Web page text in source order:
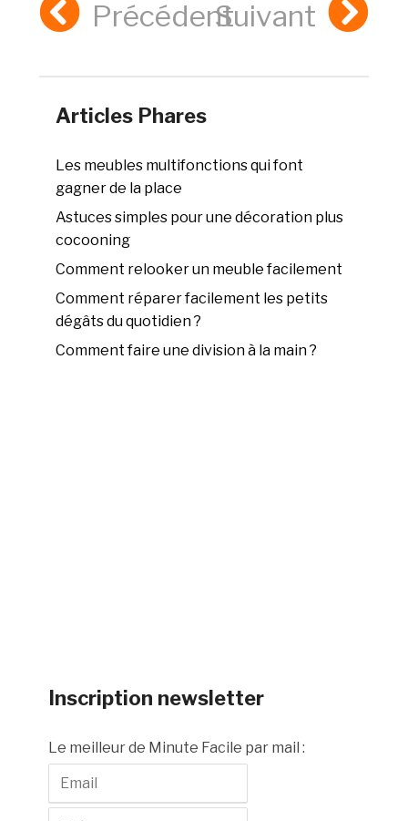
PrécédentSuivant
Articles Phares
Les meubles multifonctions qui font
gagner de la place
Astuces simples pour une décoration plus
cocooning
Comment relooker un meuble facilement
Comment réparer facilement les petits
dégâts du quotidien ?
Comment faire une division à la main ?
Inscription newsletter
Le meilleur de Minute Facile par mail :